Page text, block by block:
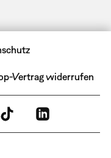
Vertrag widerrufen